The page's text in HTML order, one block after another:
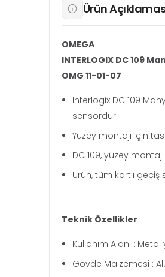
Ürün
OMEGA
INTERLOGIX DC 109
OMG 11-01-07
Interlogix DC 109
sensördür.
Yüzey montajı için
DC 109, yüzey
Ürün, tüm kartlı
Teknik Özellikler
Kullanım Alanı :
Gövde Malzemesi :